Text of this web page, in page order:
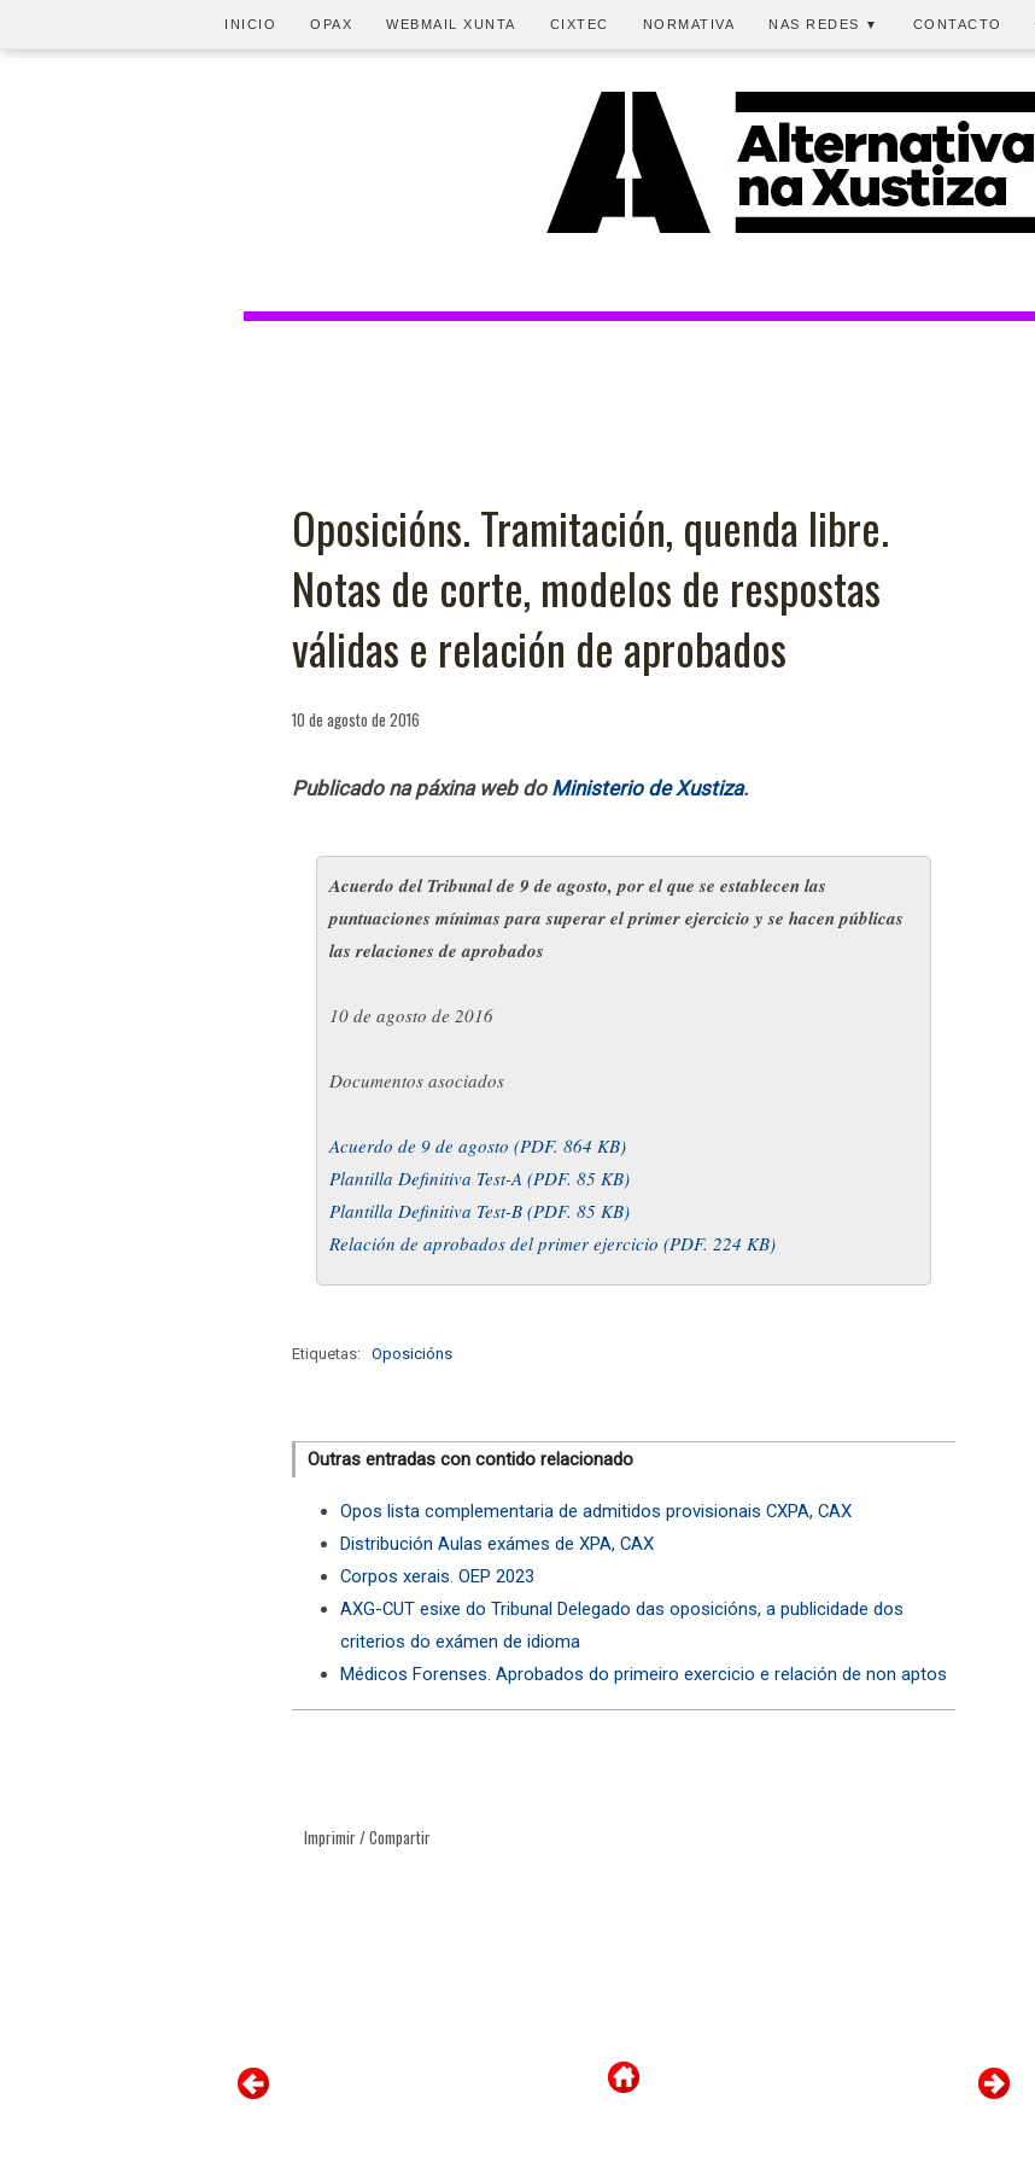
INICIO OPAX WEBMAIL XUNTA CIXTEC NORMATIVA NAS REDES ▼ CONTACTO
Oposicións. Tramitación, quenda libre.
Notas de corte, modelos de respostas
válidas e relación de aprobados
10 de agosto de 2016
Publicado na páxina web do Ministerio de Xustiza.
Acuerdo del Tribunal de 9 de agosto, por el que se establecen las
puntuaciones mínimas para superar el primer ejercicio y se hacen públicas
las relaciones de aprobados
10 de agosto de 2016
Documentos asociados
Acuerdo de 9 de agosto (PDF. 864 KB)
Plantilla Definitiva Test-A (PDF. 85 KB)
Plantilla Definitiva Test-B (PDF. 85 KB)
Relación de aprobados del primer ejercicio (PDF. 224 KB)
Etiquetas: Oposicións
Outras entradas con contido relacionado
Opos lista complementaria de admitidos provisionais CXPA, CAX
Distribución Aulas exámes de XPA, CAX
Corpos xerais. OEP 2023
AXG-CUT esixe do Tribunal Delegado das oposicións, a publicidade dos
criterios do exámen de idioma
Médicos Forenses. Aprobados do primeiro exercicio e relación de non aptos
Imprimir / Compartir